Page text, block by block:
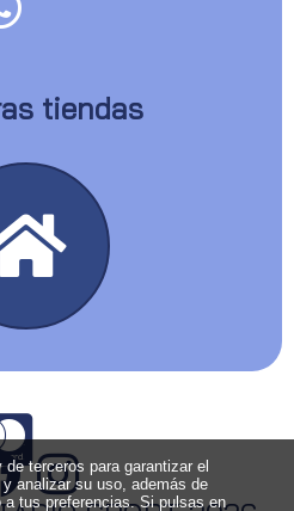
tiendas
terceros para garantizar el
analizar su uso, además de
tus preferencias. Si pulsas en